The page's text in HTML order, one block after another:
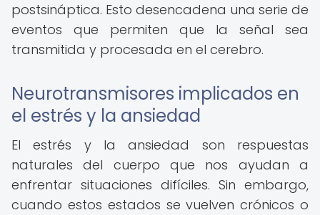
postsináptica. Esto desencadena una serie de
eventos que permiten que la señal sea
transmitida y procesada en el cerebro.
Neurotransmisores implicados en
el estrés y la ansiedad
El estrés y la ansiedad son respuestas
naturales del cuerpo que nos ayudan a
enfrentar situaciones difíciles. Sin embargo,
cuando estos estados se vuelven crónicos o